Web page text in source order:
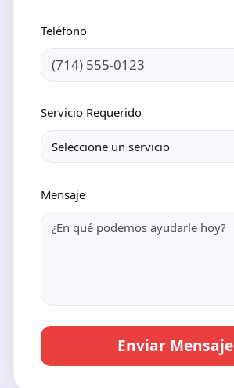
Teléfono
Servicio Requerido
Seleccione un servicio
Mensaje
Enviar Mensaje